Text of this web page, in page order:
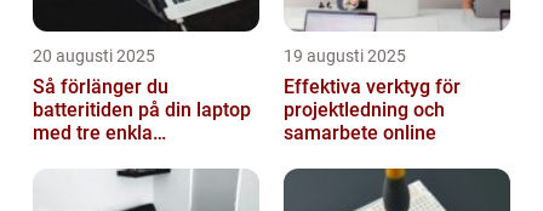
20 augusti 2025
Så förlänger du
batteritiden på din laptop
med tre enkla
19 augusti 2025
Effektiva verktyg för
projektledning och
samarbete online